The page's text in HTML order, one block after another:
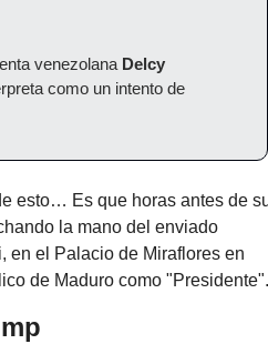
venezolana Delcy
como un intento de
esto… Es que horas antes de
la mano del enviado
en el Palacio de Miraflores en
de Maduro como "Presidente".